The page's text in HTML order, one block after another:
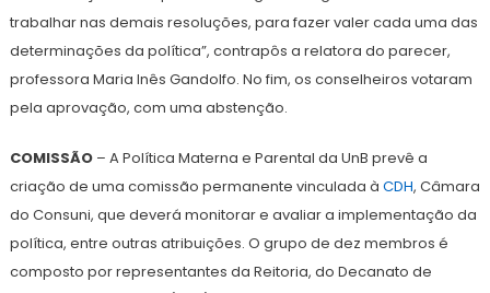
trabalhar nas demais resoluções, para fazer valer cada uma das
determinações da política”, contrapôs a relatora do parecer,
professora Maria Inês Gandolfo. No fim, os conselheiros votaram
pela aprovação, com uma abstenção.
COMISSÃO– A Política Materna e Parental da UnB prevê a
criação de uma comissão permanente vinculada à CDH, Câmara
do Consuni, que deverá monitorar e avaliar a implementação da
política, entre outras atribuições. O grupo de dez membros é
composto por representantes da Reitoria, do Decanato de